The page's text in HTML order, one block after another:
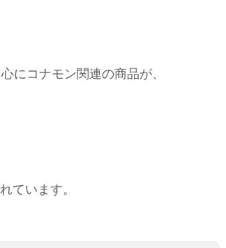
にコナモン関連の商品が、
ています。